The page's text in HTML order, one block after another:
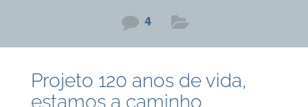
4
Projeto 120 anos de vida,
estamos a caminho